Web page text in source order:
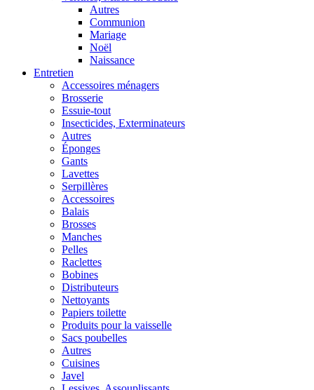
Autres
Communion
Mariage
Noël
Naissance
Entretien
Accessoires ménagers
Brosserie
Essuie-tout
Insecticides, Exterminateurs
Autres
Éponges
Gants
Lavettes
Serpillères
Accessoires
Balais
Brosses
Manches
Pelles
Raclettes
Bobines
Distributeurs
Nettoyants
Papiers toilette
Produits pour la vaisselle
Sacs poubelles
Autres
Cuisines
Javel